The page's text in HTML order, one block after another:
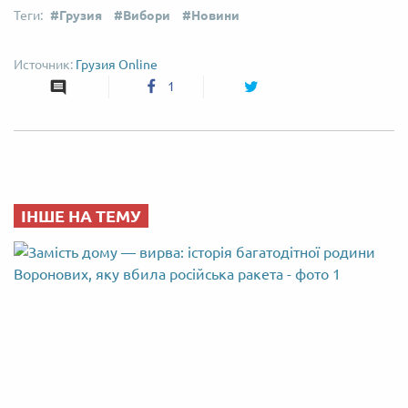
Грузия Вибори Новини
Грузия Online
1
ІНШЕ НА ТЕМУ